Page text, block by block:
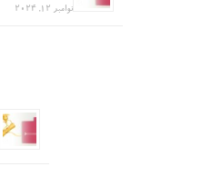
نوامبر 12, 2024